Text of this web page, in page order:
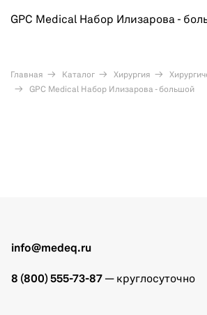
GPC Medical Набор Илизарова -
Главная Каталог Хирургия
GPC Medical Набор Илизарова - большой
info@medeq.ru
8 (800) 555-73-87 — круглосуточно